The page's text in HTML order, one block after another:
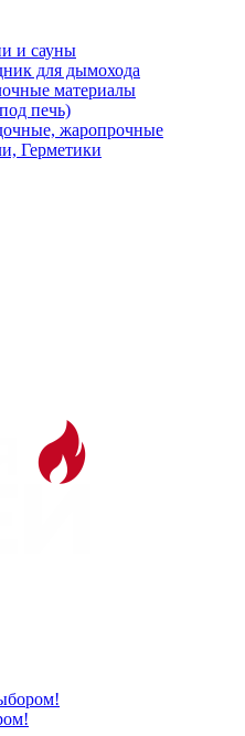
и сауны
для дымохода
материалы
печь)
жаропрочные
Герметики